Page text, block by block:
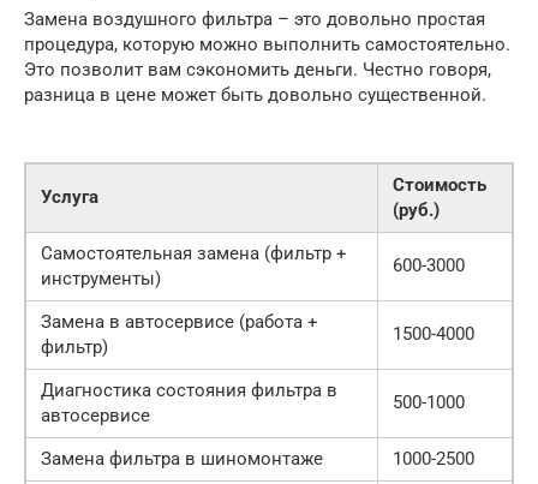
Замена воздушного фильтра – это довольно простая
процедура, которую можно выполнить самостоятельно.
Это позволит вам сэкономить деньги. Честно говоря,
разница в цене может быть довольно существенной.
Услуга
Стоимость
(руб.)
Самостоятельная замена (фильтр +
инструменты)
600-3000
Замена в автосервисе (работа +
фильтр)
1500-4000
Диагностика состояния фильтра в
автосервисе
500-1000
Замена фильтра в шиномонтаже
1000-2500